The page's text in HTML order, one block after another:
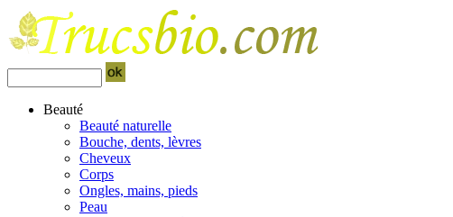
Beauté
Beauté naturelle
Bouche, dents, lèvres
Cheveux
Corps
Ongles, mains, pieds
Peau